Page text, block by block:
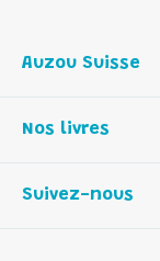
Auzou Suisse
Notre histoire
Contactez-nous
Nos livres
Livres enfants
Suivez-nous